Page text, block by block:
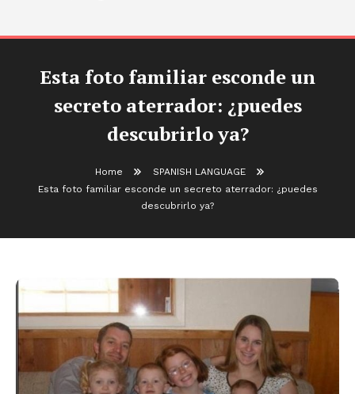
Esta foto familiar esconde un
secreto aterrador: ¿puedes
descubrirlo ya?
Home
SPANISH LANGUAGE
Esta foto familiar esconde un secreto aterrador: ¿puedes
descubrirlo ya?